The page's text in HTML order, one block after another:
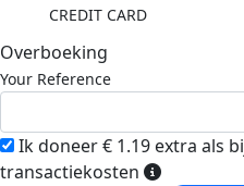
CREDIT CARD
Overboeking
Your Reference
Ik doneer € 1.19 extra als
transactiekosten